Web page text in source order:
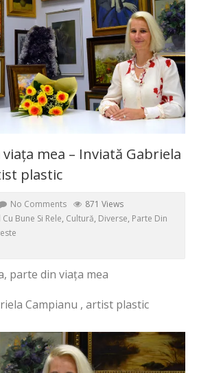
mea – Inviată Gabriela
plastic
No Comments
871 Views
Cu Bune Si Rele, Cultură, Diverse, Parte Din
parte din viața mea
Campianu , artist plastic